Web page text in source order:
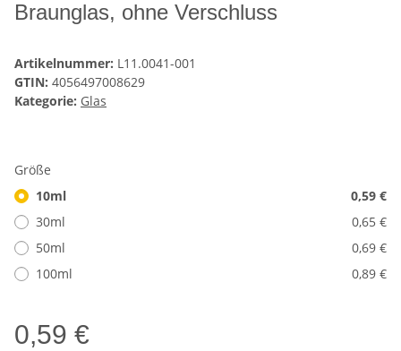
Braunglas, ohne Verschluss
Artikelnummer: L11.0041-001
GTIN: 4056497008629
Kategorie: Glas
Größe
10ml
0,59 €
30ml
0,65 €
50ml
0,69 €
100ml
0,89 €
0,59 €